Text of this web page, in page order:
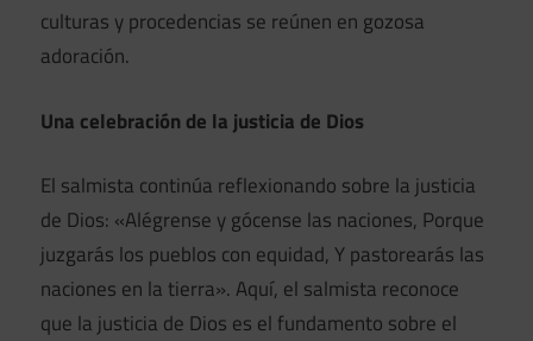
culturas y procedencias se reúnen en gozosa
adoración.
Una celebración de la justicia de Dios
El salmista continúa reflexionando sobre la justicia
de Dios: «Alégrense y gócense las naciones, Porque
juzgarás los pueblos con equidad, Y pastorearás las
naciones en la tierra». Aquí, el salmista reconoce
que la justicia de Dios es el fundamento sobre el